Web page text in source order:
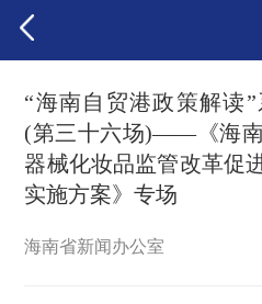
“海南自贸港政策解读
(第三十六场)——《海
器械化妆品监管改革促
实施方案》专场
海南省新闻办公室